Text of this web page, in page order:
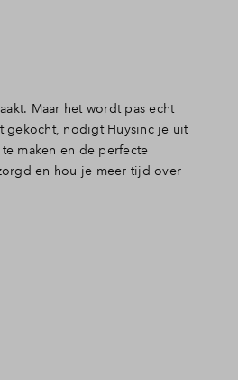
Maar het wordt pas echt
gekocht, nodigt Huysinc je uit
maken en de perfecte
en hou je meer tijd over